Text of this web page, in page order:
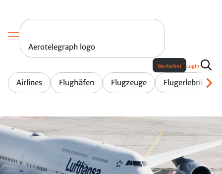
Aerotelegraph logo
Airlines Flughäfen Flugzeuge Flugerlebnis
Werbefrei Login